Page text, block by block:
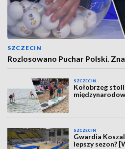
SZCZECIN
Rozlosowano Puchar Polski.
SZCZECIN
Kołobrzeg
SZCZECIN
Gwardia
lepszy sezon?